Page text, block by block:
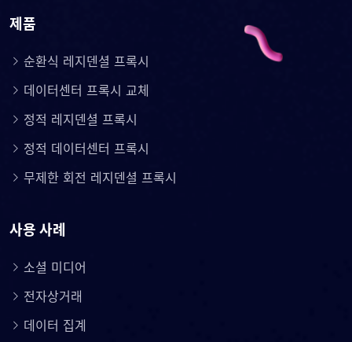
제품
순환식 레지덴셜 프록시
데이터센터 프록시 교체
정적 레지덴셜 프록시
정적 데이터센터 프록시
무제한 회전 레지덴셜 프록시
사용 사례
소셜 미디어
전자상거래
데이터 집계